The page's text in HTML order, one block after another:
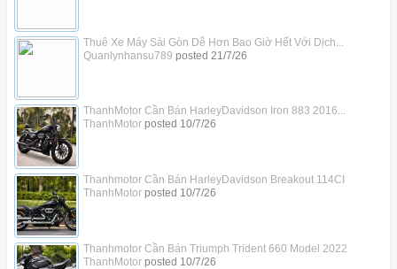
Thuê Xe Máy Sài Gòn Dễ Hơn Bao Giờ Hết Với Dịch...
Quanlynhansu789 posted 21/7/26
ThanhMotor Cần Bán HarleyDavidson Iron 883 2016...
ThanhMotorposted 10/7/26
Thanhmotor Cần Bán HarleyDavidson Breakout 114CI
ThanhMotorposted 10/7/26
Thanhmotor Cần Bán Triumph Trident 660 Model 2022
ThanhMotorposted 10/7/26